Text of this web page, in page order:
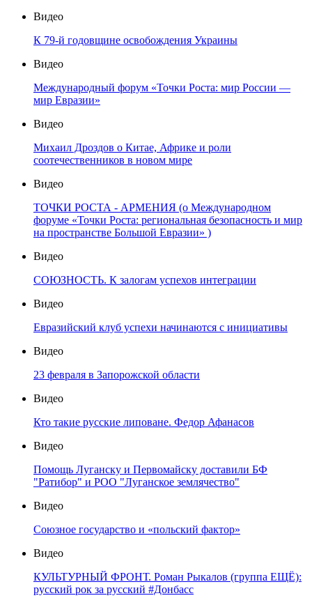
Видео
К 79-й годовщине освобождения Украины
Видео
Международный форум «Точки Роста: мир России —
мир Евразии»
Видео
Михаил Дроздов о Китае, Африке и роли
соотечественников в новом мире
Видео
ТОЧКИ РОСТА - АРМЕНИЯ (о Международном
форуме «Точки Роста: региональная безопасность и мир
на пространстве Большой Евразии» )
Видео
СОЮЗНОСТЬ. К залогам успехов интеграции
Видео
Евразийский клуб успехи начинаются с инициативы
Видео
23 февраля в Запорожской области
Видео
Кто такие русские липоване. Федор Афанасов
Видео
Помощь Луганску и Первомайску доставили БФ
"Ратибор" и РОО "Луганское землячество"
Видео
Союзное государство и «польский фактор»
Видео
КУЛЬТУРНЫЙ ФРОНТ. Роман Рыкалов (группа ЕЩЁ):
русский рок за русский #Донбасс